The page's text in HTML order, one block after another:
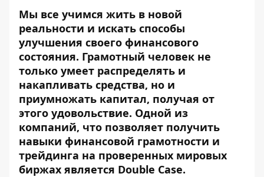
Мы все учимся жить в новой
реальности и искать способы
улучшения своего финансового
состояния. Грамотный человек не
только умеет распределять и
накапливать средства, но и
приумножать капитал, получая от
этого удовольствие. Одной из
компаний, что позволяет получить
навыки финансовой грамотности и
трейдинга на проверенных мировых
биржах является Double Case.